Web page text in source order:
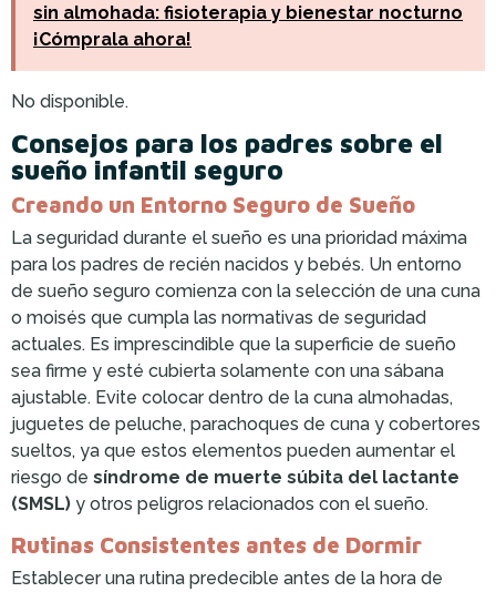
sin almohada: fisioterapia y bienestar nocturno
¡Cómprala ahora!
No disponible.
Consejos para los padres sobre el
sueño infantil seguro
Creando un Entorno Seguro de Sueño
La seguridad durante el sueño es una prioridad máxima
para los padres de recién nacidos y bebés. Un entorno
de sueño seguro comienza con la selección de una cuna
o moisés que cumpla las normativas de seguridad
actuales. Es imprescindible que la superficie de sueño
sea firme y esté cubierta solamente con una sábana
ajustable. Evite colocar dentro de la cuna almohadas,
juguetes de peluche, parachoques de cuna y cobertores
sueltos, ya que estos elementos pueden aumentar el
riesgo de síndrome de muerte súbita del lactante
(SMSL) y otros peligros relacionados con el sueño.
Rutinas Consistentes antes de Dormir
Establecer una rutina predecible antes de la hora de